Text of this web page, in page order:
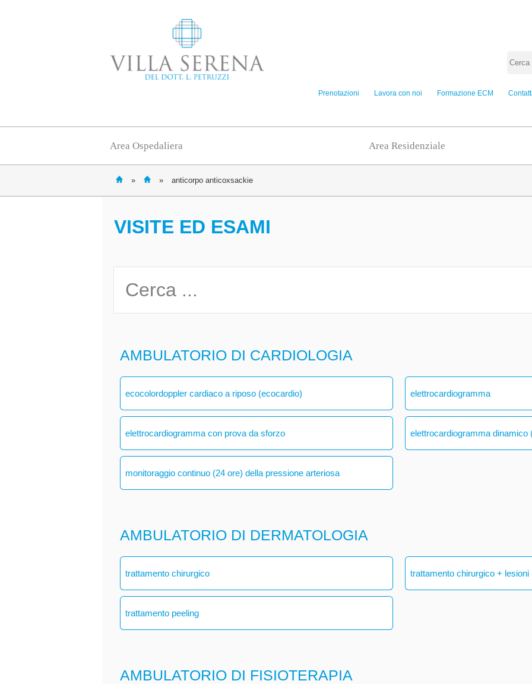
Prenotazioni Lavora con noi Formazione ECM
Area Ospedaliera Area Residenziale
» » anticorpo anticoxsackie
VISITE ED ESAMI
AMBULATORIO DI CARDIOLOGIA
ecocolordoppler cardiaco a riposo (ecocardio) elettrocardiogramma
elettrocardiogramma con prova da sforzo elettrocardiogramma dinamico
monitoraggio continuo (24 ore) della pressione arteriosa
AMBULATORIO DI DERMATOLOGIA
trattamento chirurgico trattamento chirurgico + lesioni
trattamento peeling
AMBULATORIO DI FISIOTERAPIA